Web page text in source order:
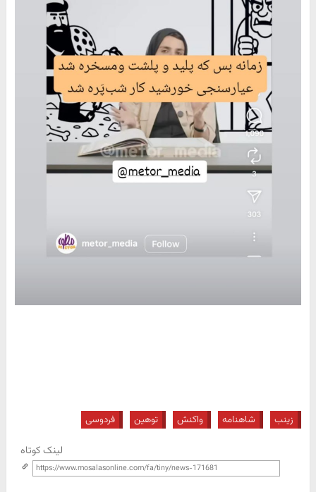
زینب شاهنامه واکنش توهین فردوسی
لینک کوتاه